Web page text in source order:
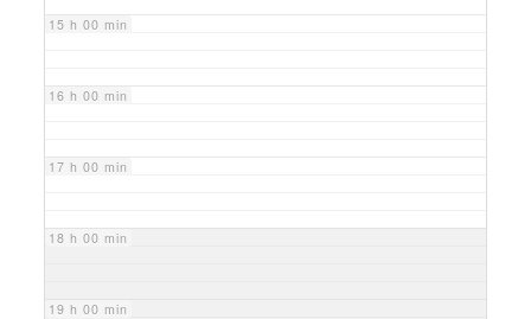
15 h 00 min
16 h 00 min
17 h 00 min
18 h 00 min
19 h 00 min